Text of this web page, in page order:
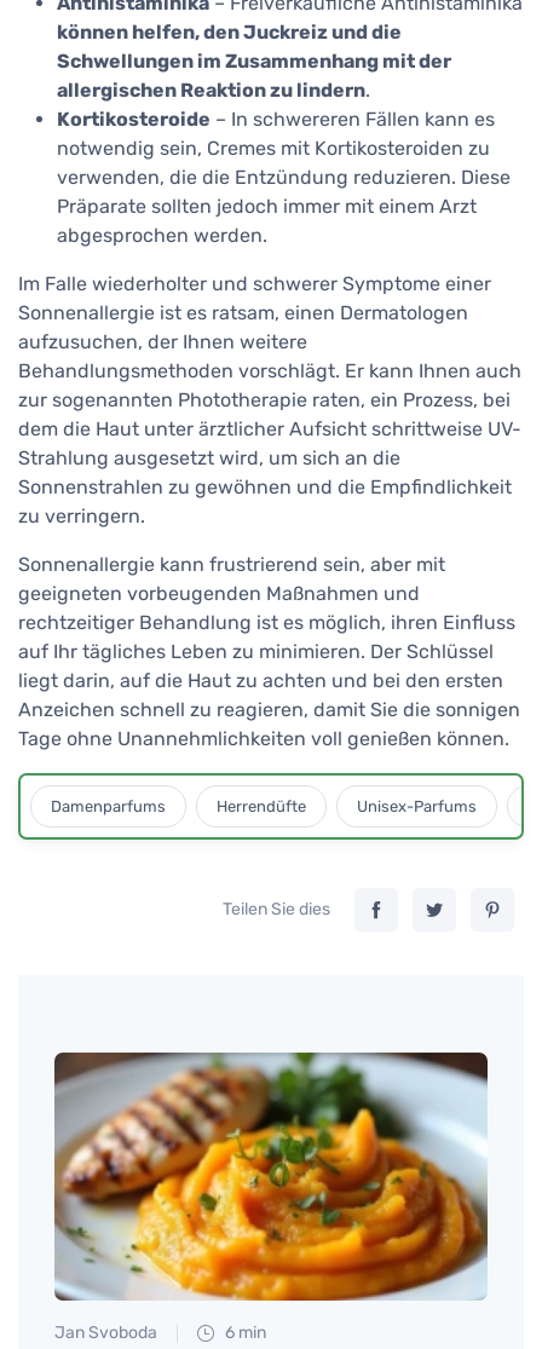
können helfen, den Juckreiz und die
Schwellungen im Zusammenhang mit der
allergischen Reaktion zu lindern.
Kortikosteroide – In schwereren Fällen kann es
notwendig sein, Cremes mit Kortikosteroiden zu
verwenden, die die Entzündung reduzieren. Diese
Präparate sollten jedoch immer mit einem Arzt
abgesprochen werden.
Im Falle wiederholter und schwerer Symptome einer
Sonnenallergie ist es ratsam, einen Dermatologen
aufzusuchen, der Ihnen weitere
Behandlungsmethoden vorschlägt. Er kann Ihnen auch
zur sogenannten Phototherapie raten, ein Prozess, bei
dem die Haut unter ärztlicher Aufsicht schrittweise UV-
Strahlung ausgesetzt wird, um sich an die
Sonnenstrahlen zu gewöhnen und die Empfindlichkeit
zu verringern.
Sonnenallergie kann frustrierend sein, aber mit
geeigneten vorbeugenden Maßnahmen und
rechtzeitiger Behandlung ist es möglich, ihren Einfluss
auf Ihr tägliches Leben zu minimieren. Der Schlüssel
liegt darin, auf die Haut zu achten und bei den ersten
Anzeichen schnell zu reagieren, damit Sie die sonnigen
Tage ohne Unannehmlichkeiten voll genießen können.
Damenparfums Herrendüfte Unisex-Parfums
Teilen Sie dies
Jan Svoboda 6 min